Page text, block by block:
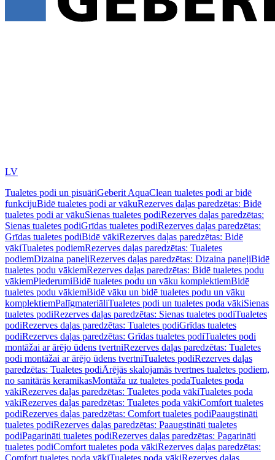
LV
Tualetes podi un pisuāriGeberit AquaClean tualetes podi ar bidē
funkcijuBidē tualetes podi ar vākuRezerves daļas paredzētas: Bidē
tualetes podi ar vākuSienas tualetes podiRezerves daļas paredzētas:
Sienas tualetes podiGrīdas tualetes podiRezerves daļas paredzētas:
Grīdas tualetes podiBidē vākiRezerves daļas paredzētas: Bidē
vākiTualetes podiemRezerves daļas paredzētas: Tualetes
podiemDizaina paneļiRezerves daļas paredzētas: Dizaina paneļiBidē
tualetes podu vākiemRezerves daļas paredzētas: Bidē tualetes podu
vākiemPiederumiBidē tualetes podu un vāku komplektiemBidē
tualetes podu vākiemBidē vāku un bidē tualetes podu un vāku
komplektiemPalīgmateriāliTualetes podi un tualetes poda vākiSienas
tualetes podiRezerves daļas paredzētas: Sienas tualetes podiTualetes
podiRezerves daļas paredzētas: Tualetes podiGrīdas tualetes
podiRezerves daļas paredzētas: Grīdas tualetes podiTualetes podi
montāžai ar ārējo ūdens tvertniRezerves daļas paredzētas: Tualetes
podi montāžai ar ārējo ūdens tvertniTualetes podiRezerves daļas
paredzētas: Tualetes podiĀrējās skalojamās tvertnes tualetes podiem,
no sanitārās keramikasMontāža uz tualetes podaTualetes poda
vākiRezerves daļas paredzētas: Tualetes poda vākiTualetes poda
vākiRezerves daļas paredzētas: Tualetes poda vākiComfort tualetes
podiRezerves daļas paredzētas: Comfort tualetes podiPaaugstināti
tualetes podiRezerves daļas paredzētas: Paaugstināti tualetes
podiPagarināti tualetes podiRezerves daļas paredzētas: Pagarināti
tualetes podiComfort tualetes poda vākiRezerves daļas paredzētas:
Comfort tualetes poda vākiTualetes poda vākiRezerves daļas